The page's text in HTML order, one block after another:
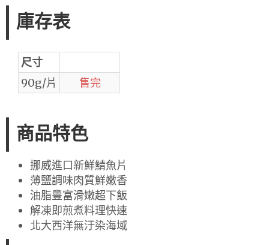
庫存表
尺寸
90g/片
售完
商品特色
挪威進口新鮮鯖魚片
薄鹽調味肉質鮮嫩香
油脂豐富滑嫩超下飯
解凍即煎煮料理快速
北大西洋無汙染海域